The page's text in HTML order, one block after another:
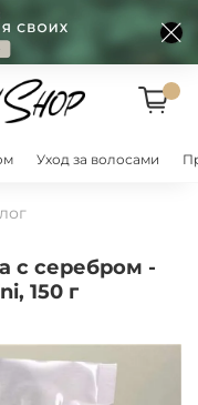
Уход за волосами
с серебром -
150 г